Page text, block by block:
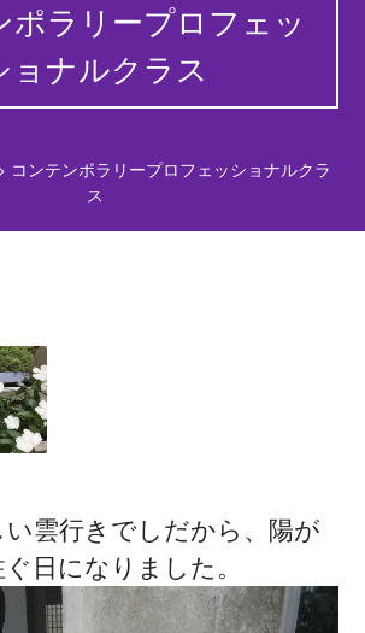
ポラリープロフェッ
ョナルクラス
コンテンポラリープロフェッショナルクラ
ス
雲行きでしだから、陽が
日になりました。